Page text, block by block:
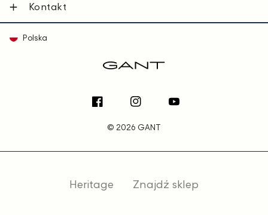
Kontakt
Polska
FacebookInstagramYouTube
© 2026 GANT
Heritage Znajdź sklep